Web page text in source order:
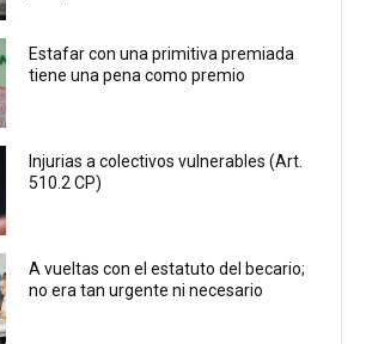
Estafar con una primitiva premiada
tiene una pena como premio
Injurias a colectivos vulnerables (Art.
510.2 CP)
A vueltas con el estatuto del becario;
no era tan urgente ni necesario